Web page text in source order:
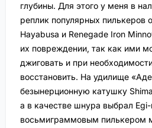
глубины. Для этого у меня в
реплик популярных пилькеров
Hayabusa и Renegade Iron
их повреждении, так как ими
джиговать и при
восстановить. На удилище
безынерционную катушку
а в качестве шнура выбрал
восьмиграммовым пилькером